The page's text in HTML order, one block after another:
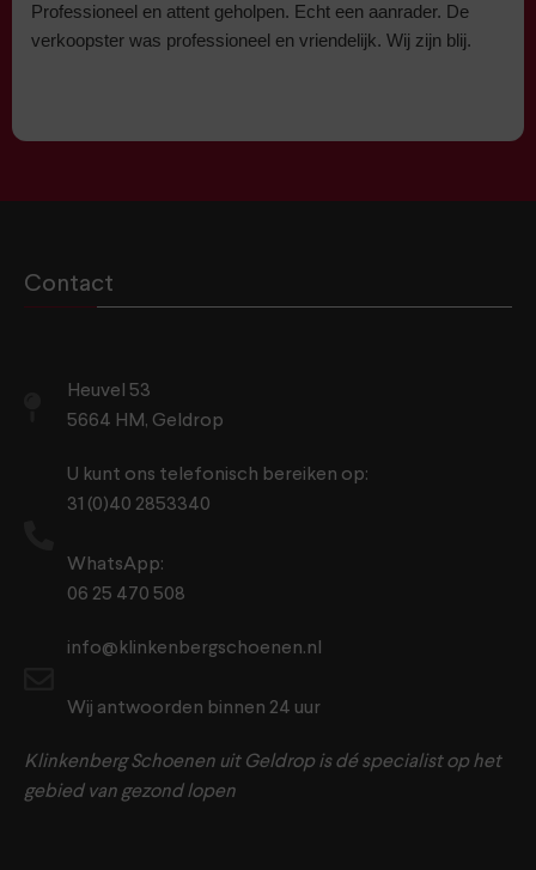
Professioneel en attent geholpen. Echt een aanrader. De
verkoopster was professioneel en vriendelijk. Wij zijn blij.
Contact
Heuvel 53
5664 HM, Geldrop
U kunt ons telefonisch bereiken op:
31 (0)40 2853340
WhatsApp:
06 25 470 508
info@klinkenbergschoenen.nl
Wij antwoorden binnen 24 uur
Klinkenberg Schoenen uit Geldrop is dé specialist op het
gebied van gezond lopen